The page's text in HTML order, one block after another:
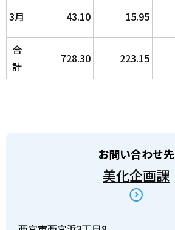
3月 43.10 15.95
合
計
728.30 223.15
お問い合わせ先
美化企画課